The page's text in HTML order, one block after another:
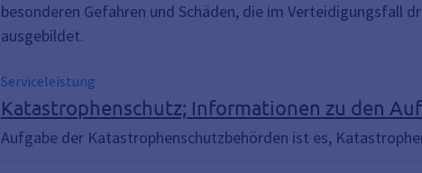
besonderen Gefahren und Schäden, die im Verteidigungsfall
ausgebildet.
Serviceleistung
Katastrophenschutz; Informationen zu den
Aufgabe der Katastrophenschutzbehörden ist es,